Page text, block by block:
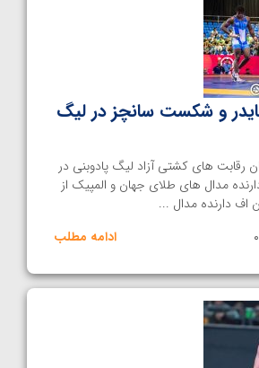
و شکست سانچز در لیگ
رقابت های کشتی آزاد لیگ‌ پادوبنی در
مدال های طلای جهان و المپیک از
اف دارنده مدال ...
ادامه مطلب